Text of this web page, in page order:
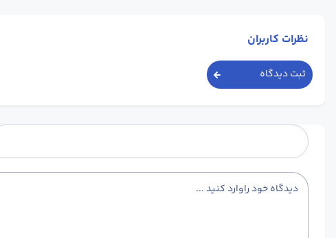
نظرات کاربران
ثبت دیدگاه